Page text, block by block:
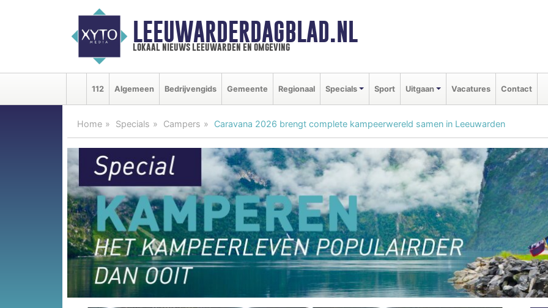
LEEUWARDERDAGBLAD.NL
lokaal nieuws leeuwarden en omgeving
112 Algemeen Bedrijvengids Gemeente Regionaal Specials Sport Uitgaan Vacatures Contact
Home Specials Campers Caravana 2026 brengt complete kampeerwereld samen in Leeuwarden